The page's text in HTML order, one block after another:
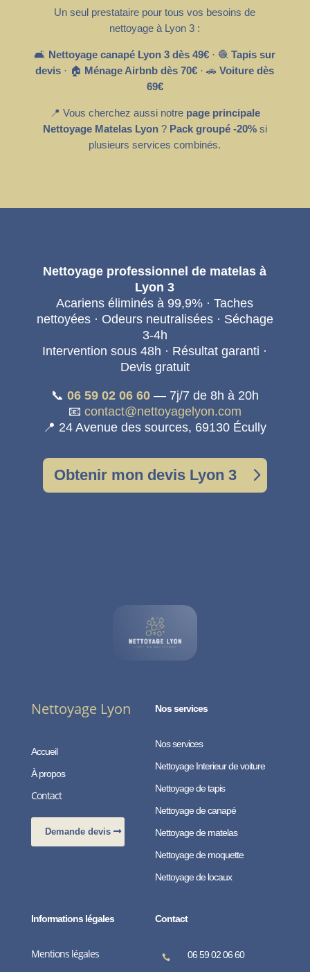
Un seul prestataire pour tous vos besoins de
nettoyage à Lyon 3 :
🛋️ Nettoyage canapé Lyon 3 dès 49€ · 🧶Tapis sur
devis · 🏠 Ménage Airbnb dès 70€ · 🚗Voiture dès
69€
📍 Vous cherchez aussi notre page principale
Nettoyage Matelas Lyon? Pack groupé -20%si
plusieurs services combinés.
Nettoyage professionnel de matelas à
Lyon 3
Acariens éliminés à 99,9% · Taches
nettoyées · Odeurs neutralisées · Séchage
3-4h
Intervention sous 48h · Résultat garanti ·
Devis gratuit
📞 06 59 02 06 60— 7j/7 de 8h à 20h
📧 contact@nettoyagelyon.com
📍 24 Avenue des sources, 69130 Écully
Obtenir mon devis Lyon 3
Nettoyage Lyon
Accueil
À propos
Contact
Demande devis
Nos services
Nos services
Nettoyage Interieur de voiture
Nettoyage de tapis
Nettoyage de canapé
Nettoyage de matelas
Nettoyage de moquette
Nettoyage de locaux
Informations légales
Mentions légales
Contact
 06 59 02 06 60